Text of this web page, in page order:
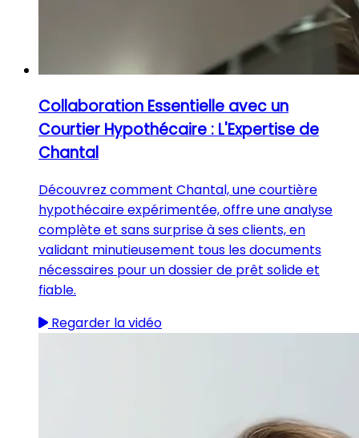
Collaboration Essentielle avec un
Courtier Hypothécaire : L'Expertise de
Chantal
Découvrez comment Chantal, une courtière
hypothécaire expérimentée, offre une analyse
complète et sans surprise à ses clients, en
validant minutieusement tous les documents
nécessaires pour un dossier de prêt solide et
fiable.
Regarder la vidéo